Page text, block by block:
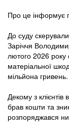
Про це інформує
До суду
Заріччя
лютого 2026 року
матеріальної
мільйона гривень.
Декому з
брав кошти та
розпоряджався